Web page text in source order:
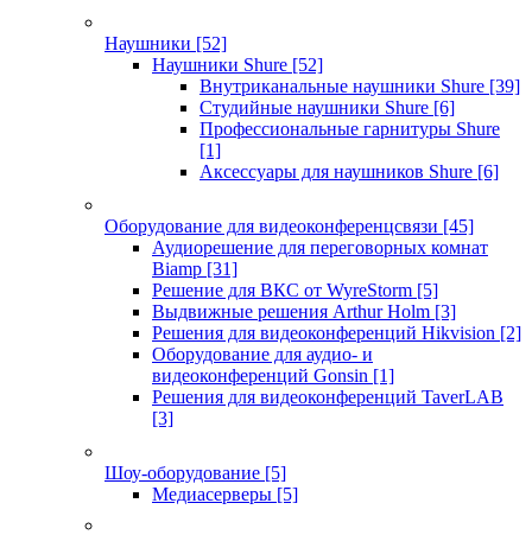
Наушники [52]
Наушники Shure [52]
Внутриканальные наушники Shure [39]
Студийные наушники Shure [6]
Профессиональные гарнитуры Shure
[1]
Аксессуары для наушников Shure [6]
Оборудование для видеоконференцсвязи [45]
Аудиорешение для переговорных комнат
Biamp [31]
Решение для ВКС от WyreStorm [5]
Выдвижные решения Arthur Holm [3]
Решения для видеоконференций Hikvision [2]
Оборудование для аудио- и
видеоконференций Gonsin [1]
Решения для видеоконференций TaverLAB
[3]
Шоу-оборудование [5]
Медиасерверы [5]